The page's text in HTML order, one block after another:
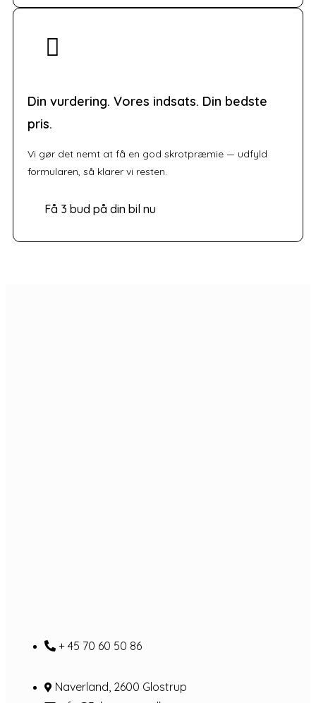
Din vurdering. Vores indsats. Din bedste
pris.
Vi gør det nemt at få en god skrotpræmie — udfyld
formularen, så klarer vi resten.
Få 3 bud på din bil nu
+ 45 70 60 50 86
Naverland, 2600 Glostrup